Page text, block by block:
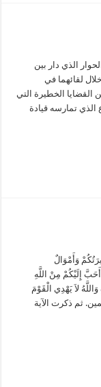
الإسرائيلي يوم 1/10/1993 نص الحوار الذي دار بين
لقائهما في
جملة من القضايا الخطيرة التي
تمارسه قيادة
وَأَمْوَالٌ
إِلَيْكُمْ مِنْ اللَّهِ
لاَ يَهْدِي الْقَوْمَ
ﷺ للمسلمين. ثم ذكرت الآية